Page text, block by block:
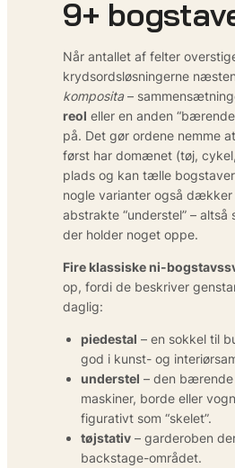
9+
Når antallet af felter
krydsordsløsningerne
komposita–
reol eller en anden
på. Det gør ordene nemme
først har domænet (tøj,
plads og kan tælle
nogle varianter også dækker
abstrakte “understel” – altså
der holder noget oppe.
Fire klassiske ni-
op, fordi de beskriver
daglig:
piedestal – en sokkel til
god i kunst- og
understel – den bærende
maskiner, borde eller
figurativt som “skelet”.
tøjstativ – garderoben
backstage-området.